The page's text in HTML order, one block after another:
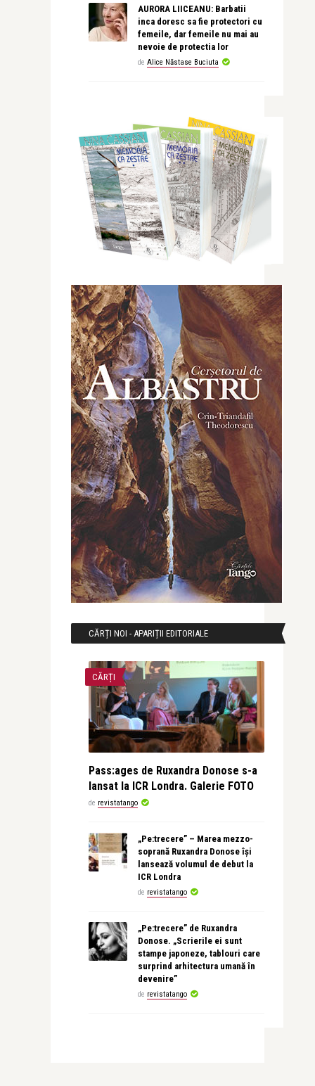
AURORA LIICEANU: Barbatii
inca doresc sa fie protectori cu
femeile, dar femeile nu mai au
nevoie de protectia lor
de Alice Năstase Buciuta
CĂRȚI NOI - APARIȚII EDITORIALE
CĂRȚI
Pass:ages de Ruxandra Donose s-a
lansat la ICR Londra. Galerie FOTO
de revistatango
„Pe:trecere” – Marea mezzo-
soprană Ruxandra Donose își
lansează volumul de debut la
ICR Londra
de revistatango
„Pe:trecere” de Ruxandra
Donose. „Scrierile ei sunt
stampe japoneze, tablouri care
surprind arhitectura umană în
devenire”
de revistatango